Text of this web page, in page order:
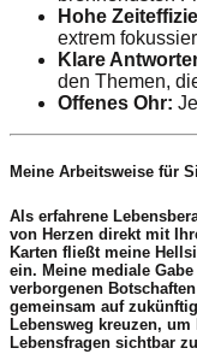
Hohe
extrem
Klare
den Themen,
Offenes Ohr:
Meine Arbeitsweise für
Als erfahrene
von Herzen direkt mit
Karten fließt meine
ein. Meine mediale
verborgenen
gemeinsam auf
Lebensweg kreuzen,
Lebensfragen sichtbar